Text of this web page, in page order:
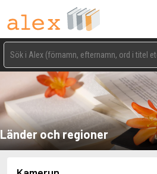
Länder och regioner